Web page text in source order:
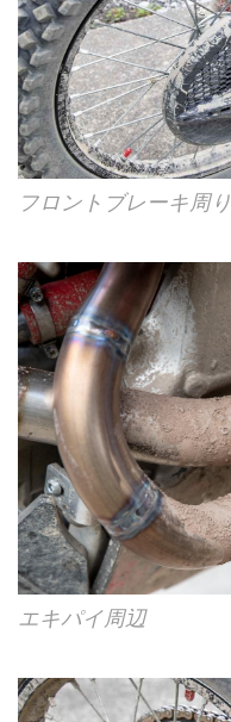
フロントブレーキ周り
エキパイ周辺